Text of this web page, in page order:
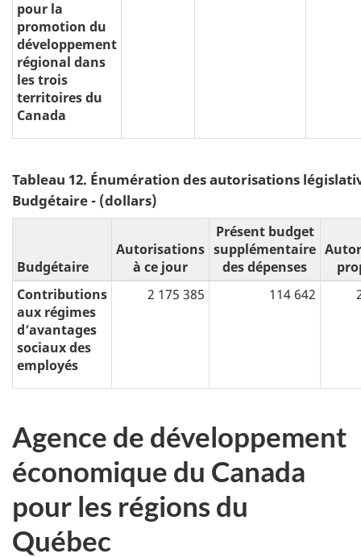
pour la
promotion du
développement
régional dans
les trois
territoires du
Canada
Tableau 12. Énumération des autorisations
Budgétaire - (dollars)
Budgétaire
Autorisations
à ce jour
Présent budget
supplémentaire
des dépenses
Contributions
aux régimes
d’avantages
sociaux des
employés
2 175 385 114 642
Agence de développement
économique du Canada
pour les régions du
Québec